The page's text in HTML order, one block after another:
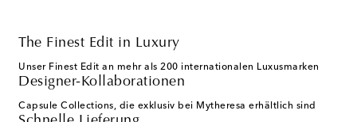
The Finest Edit in Luxury
Unser Finest Edit an mehr als 200 internationalen Luxusmarken
Designer-Kollaborationen
Capsule Collections, die exklusiv bei Mytheresa erhältlich sind